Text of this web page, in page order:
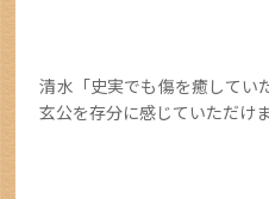
清水「史実でも傷を癒してい
玄公を存分に感じていただけま